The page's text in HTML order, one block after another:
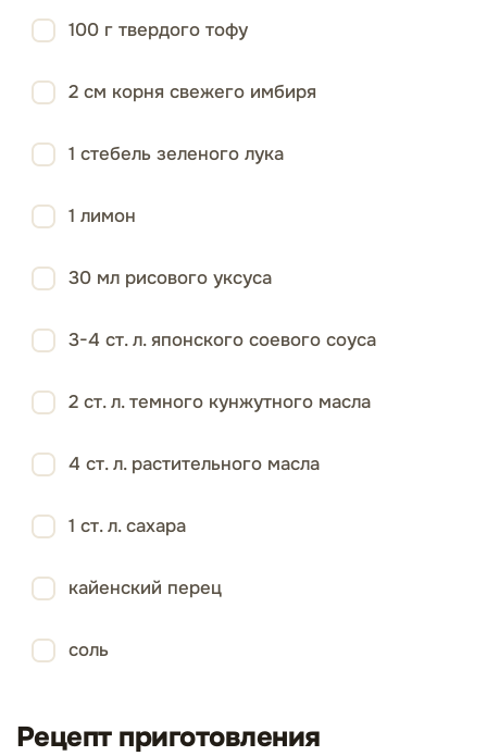
100 г твердого тофу
2 см корня свежего имбиря
1 стебель зеленого лука
1 лимон
30 мл рисового уксуса
3-4 ст. л. японского соевого соуса
2 ст. л. темного кунжутного масла
4 ст. л. растительного масла
1 ст. л. сахара
кайенский перец
соль
Рецепт приготовления